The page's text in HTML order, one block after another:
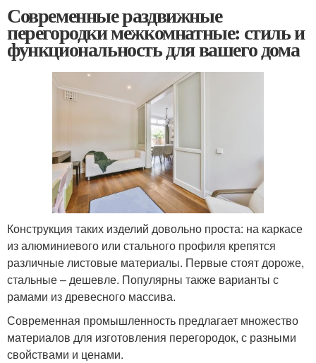
Современные раздвижные
перегородки межкомнатные: стиль и
функциональность для вашего дома
Конструкция таких изделий довольно проста: на каркасе
из алюминиевого или стального профиля крепятся
различные листовые материалы. Первые стоят дороже,
стальные – дешевле. Популярны также варианты с
рамами из древесного массива.
Современная промышленность предлагает множество
материалов для изготовления перегородок, с разными
свойствами и ценами.